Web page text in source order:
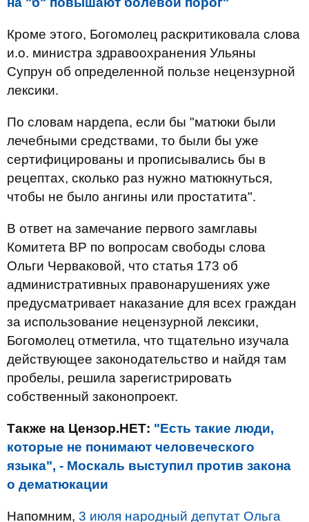
Кроме этого, Богомолец раскритиковала слова
и.о. министра здравоохранения Ульяны
Супрун об определенной пользе нецензурной
лексики.
По словам нардепа, если бы "матюки были
лечебными средствами, то были бы уже
сертифицированы и прописывались бы в
рецептах, сколько раз нужно матюкнуться,
чтобы не было ангины или простатита".
В ответ на замечание первого замглавы
Комитета ВР по вопросам свободы слова
Ольги Черваковой, что статья 173 об
административных правонарушениях уже
предусматривает наказание для всех граждан
за использование нецензурной лексики,
Богомолец отметила, что тщательно изучала
действующее законодательство и найдя там
пробелы, решила зарегистрировать
собственный законопроект.
Также на Цензор.НЕТ: "Есть такие люди,
которые не понимают человеческого
языка", - Москаль выступил против закона
о дематюкации
Напомним, 3 июля народный депутат Ольга